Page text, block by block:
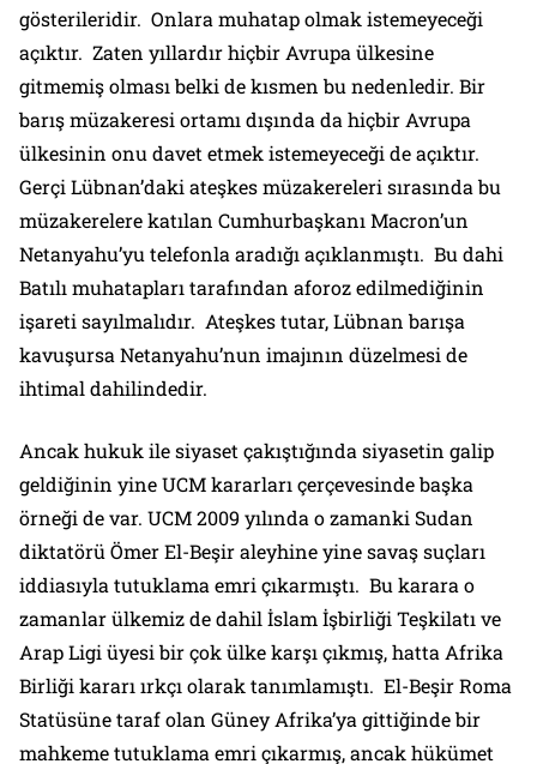
gösterileridir. Onlara muhatap olmak istemeyeceği
açıktır. Zaten yıllardır hiçbir Avrupa ülkesine
gitmemiş olması belki de kısmen bu nedenledir. Bir
barış müzakeresi ortamı dışında da hiçbir Avrupa
ülkesinin onu davet etmek istemeyeceği de açıktır.
Gerçi Lübnan’daki ateşkes müzakereleri sırasında bu
müzakerelere katılan Cumhurbaşkanı Macron’un
Netanyahu’yu telefonla aradığı açıklanmıştı. Bu dahi
Batılı muhatapları tarafından aforoz edilmediğinin
işareti sayılmalıdır. Ateşkes tutar, Lübnan barışa
kavuşursa Netanyahu’nun imajının düzelmesi de
ihtimal dahilindedir.
Ancak hukuk ile siyaset çakıştığında siyasetin galip
geldiğinin yine UCM kararları çerçevesinde başka
örneği de var. UCM 2009 yılında o zamanki Sudan
diktatörü Ömer El-Beşir aleyhine yine savaş suçları
iddiasıyla tutuklama emri çıkarmıştı. Bu karara o
zamanlar ülkemiz de dahil İslam İşbirliği Teşkilatı ve
Arap Ligi üyesi bir çok ülke karşı çıkmış, hatta Afrika
Birliği kararı ırkçı olarak tanımlamıştı. El-Beşir Roma
Statüsüne taraf olan Güney Afrika’ya gittiğinde bir
mahkeme tutuklama emri çıkarmış, ancak hükümet